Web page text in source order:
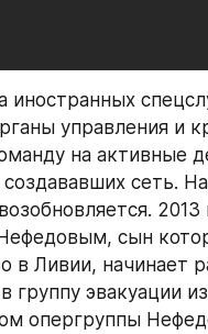
иностранных
управления и
на активные
сеть.
сын
в Ливии, начинает
группу эвакуации
опергруппы